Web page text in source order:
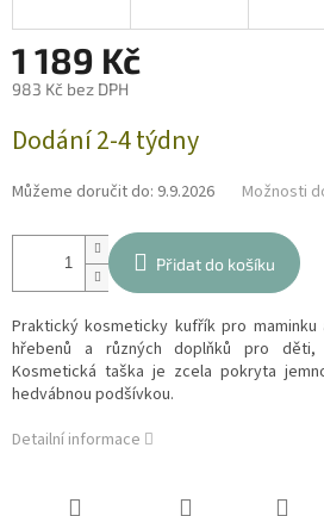
1 189 Kč
983 Kč bez DPH
cena:
Dodání 2-4 týdny
Můžeme doručit do: 9.9.2026 Možnosti
Přidat do košíku
Praktický kosmeticky kufřík pro
hřebenů a různých doplňků pro
Kosmetická taška je zcela pokryta
hedvábnou podšívkou.
Detailní informace